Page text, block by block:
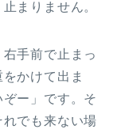
まりません。
手前で止まっ
かけて出ま
ー」です。そ
でも来ない場